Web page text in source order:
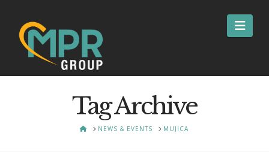
Tag Archive
HOMENEWS & EVENTS MUJICA